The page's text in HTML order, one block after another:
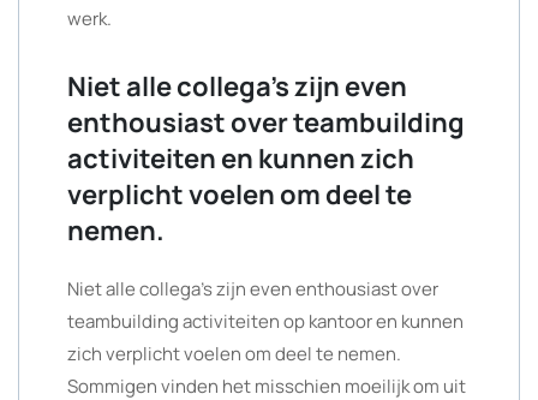
werk.
Niet alle collega’s zijn even
enthousiast over teambuilding
activiteiten en kunnen zich
verplicht voelen om deel te
nemen.
Niet alle collega’s zijn even enthousiast over
teambuilding activiteiten op kantoor en kunnen
zich verplicht voelen om deel te nemen.
Sommigen vinden het misschien moeilijk om uit